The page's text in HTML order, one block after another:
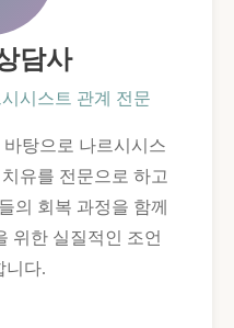
담사
시스트 관계 전문
탕으로 나르시시스
유를 전문으로 하고
의 회복 과정을 함께
위한 실질적인 조언
니다.